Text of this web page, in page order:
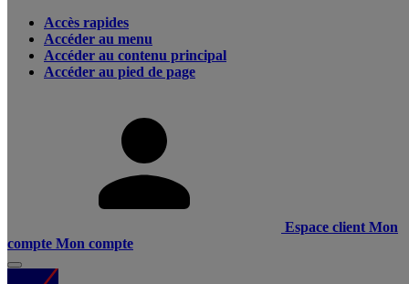
Accès rapides
Accéder au menu
Accéder au contenu principal
Accéder au pied de page
Espace client Mon
compte Mon compte